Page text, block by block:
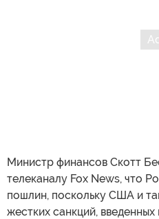
Министр финансов Скотт
телеканалу Fox News, что
пошлин, поскольку США и
жестких санкций, введенных